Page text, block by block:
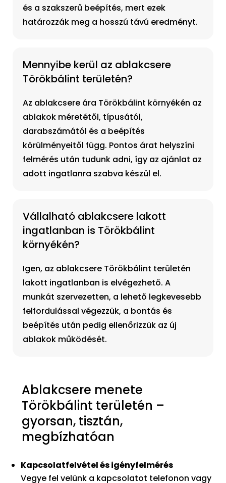
és a szakszerű beépítés, mert ezek
határozzák meg a hosszú távú eredményt.
Mennyibe kerül az ablakcsere
Törökbálint területén?
Az ablakcsere ára Törökbálint környékén az
ablakok méretétől, típusától,
darabszámától és a beépítés
körülményeitől függ. Pontos árat helyszíni
felmérés után tudunk adni, így az ajánlat az
adott ingatlanra szabva készül el.
Vállalható ablakcsere lakott
ingatlanban is Törökbálint
környékén?
Igen, az ablakcsere Törökbálint területén
lakott ingatlanban is elvégezhető. A
munkát szervezetten, a lehető legkevesebb
felfordulással végezzük, a bontás és
beépítés után pedig ellenőrizzük az új
ablakok működését.
Ablakcsere menete
Törökbálint területén –
gyorsan, tisztán,
megbízhatóan
Kapcsolatfelvétel és igényfelmérés
Vegye fel velünk a kapcsolatot telefonon vagy